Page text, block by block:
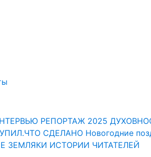
РЕПОРТАЖ 2025
СДЕЛАНО Новогодние
ЗЕМЛЯКИ ИСТОРИИ ЧИТАТЕЛЕЙ